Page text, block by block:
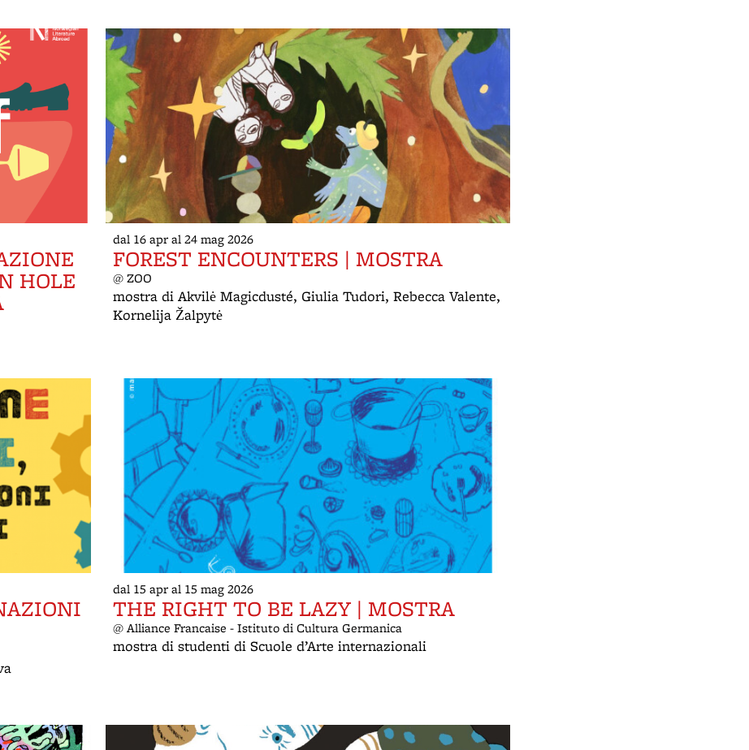
HOLE
dal 16 apr al 24 mag 2026
FOREST ENCOUNTERS | MOSTRA
@ ZOO
mostra di Akvilė Magicdusté, Giulia Tudori, Rebecca Valente,
Kornelija Žalpytė
dal 15 apr al 15 mag 2026
THE RIGHT TO BE LAZY | MOSTRA
@ Alliance Francaise - Istituto di Cultura Germanica
mostra di studenti di Scuole d’Arte internazionali